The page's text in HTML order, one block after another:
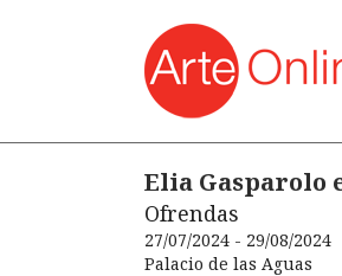
Elia Gasparolo
Ofrendas
27/07/2024 - 29/08/2024
Palacio de las Aguas